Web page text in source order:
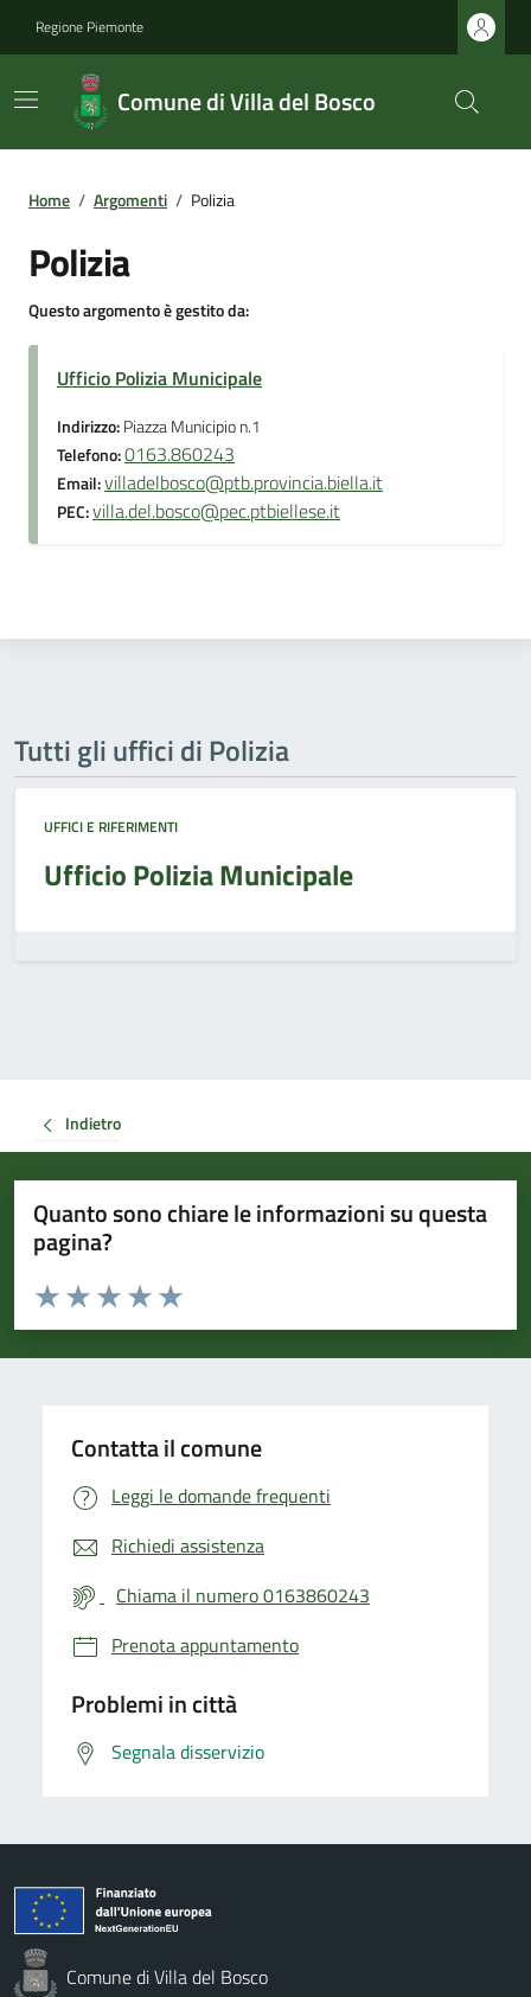
Regione Piemonte
Comune di Villa del Bosco
Home / Argomenti / Polizia
Polizia
Questo argomento è gestito da:
Ufficio Polizia Municipale
Indirizzo:Piazza Municipio n.1
Telefono:0163.860243
Email:villadelbosco@ptb.provincia.biella.it
PEC:villa.del.bosco@pec.ptbiellese.it
Tutti gli uffici di Polizia
UFFICI E RIFERIMENTI
Ufficio Polizia Municipale
Indietro
Quanto sono chiare le informazioni su questa
pagina?
Valuta da 1 a 5 stelle la pagina
Valuta 5 stelle su 5
Valuta 4 stelle su 5
Valuta 3 stelle su 5
Valuta 2 stelle su 5
Valuta 1 stelle su 5
Contatta il comune
Leggi le domande frequenti
Richiedi assistenza
Chiama il numero 0163860243
Prenota appuntamento
Problemi in città
Segnala disservizio
Comune di Villa del Bosco